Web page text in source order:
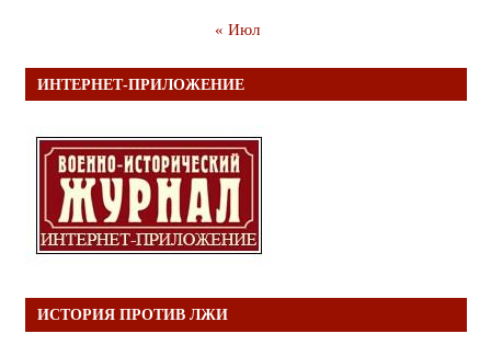
« Июл
ИНТЕРНЕТ-ПРИЛОЖЕНИЕ
ИСТОРИЯ ПРОТИВ ЛЖИ